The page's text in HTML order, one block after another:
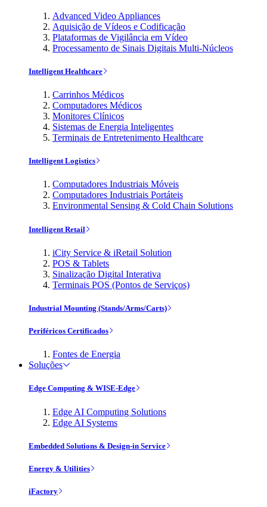
Advanced Video Appliances
Aquisição de Vídeos e Codificação
Plataformas de Vigilância em Vídeo
Processamento de Sinais Digitais Multi-Núcleos
Intelligent Healthcare
Carrinhos Médicos
Computadores Médicos
Monitores Clínicos
Sistemas de Energia Inteligentes
Terminais de Entretenimento Healthcare
Intelligent Logistics
Computadores Industriais Móveis
Computadores Industriais Portáteis
Environmental Sensing & Cold Chain Solutions
Intelligent Retail
iCity Service & iRetail Solution
POS & Tablets
Sinalização Digital Interativa
Terminais POS (Pontos de Serviços)
Industrial Mounting (Stands/Arms/Carts)
Periféricos Certificados
Fontes de Energia
Soluções
Edge Computing & WISE-Edge
Edge AI Computing Solutions
Edge AI Systems
Embedded Solutions & Design-in Service
Energy & Utilities
iFactory